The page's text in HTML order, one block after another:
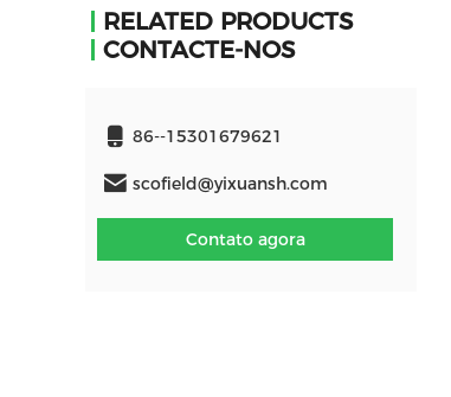
RELATED PRODUCTS
CONTACTE-NOS
86--15301679621
scofield@yixuansh.com
Contato agora